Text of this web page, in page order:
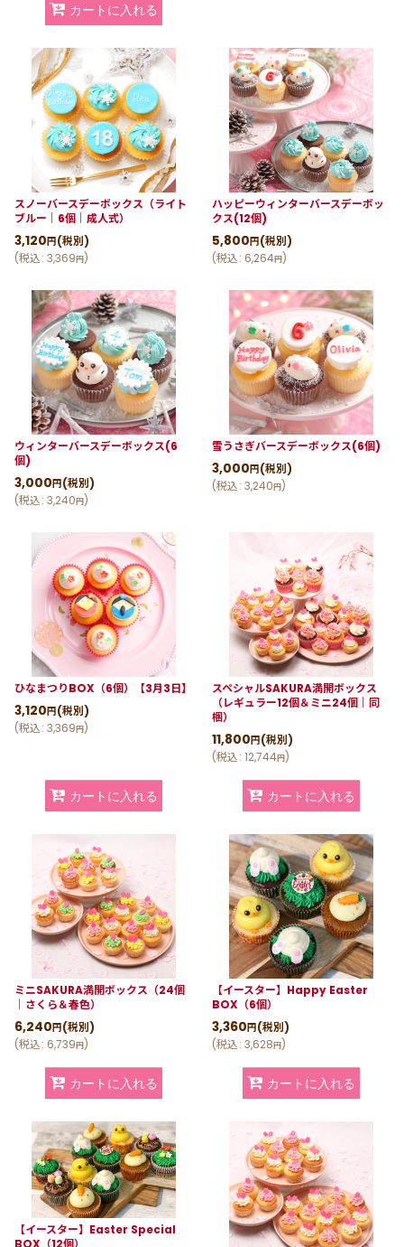
カートに入れる
スノーバースデーボックス（ライト
ブルー｜6個｜成人式）
3,120 円(税別)
(税込: 3,369円)
ハッピーウィンターバースデーボッ
クス(12個)
5,800 円(税別)
(税込: 6,264円)
ウィンターバースデーボックス(6
個)
3,000 円(税別)
(税込: 3,240円)
雪うさぎバースデーボックス(6個)
3,000 円(税別)
(税込: 3,240円)
ひなまつりBOX（6個）【3月3日】
3,120 円(税別)
(税込: 3,369円)
カートに入れる
スペシャルSAKURA満開ボックス
（レギュラー12個＆ミニ24個｜同
梱）
11,800 円(税別)
(税込: 12,744円)
カートに入れる
ミニSAKURA満開ボックス（24個
｜さくら＆春色）
6,240 円(税別)
(税込: 6,739円)
カートに入れる
【イースター】Happy Easter
BOX（6個）
3,360 円(税別)
(税込: 3,628円)
カートに入れる
【イースター】Easter Special
BOX（12個）